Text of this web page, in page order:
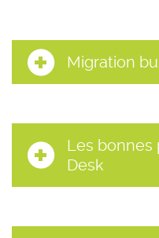
Migration
Les bonnes
Desk